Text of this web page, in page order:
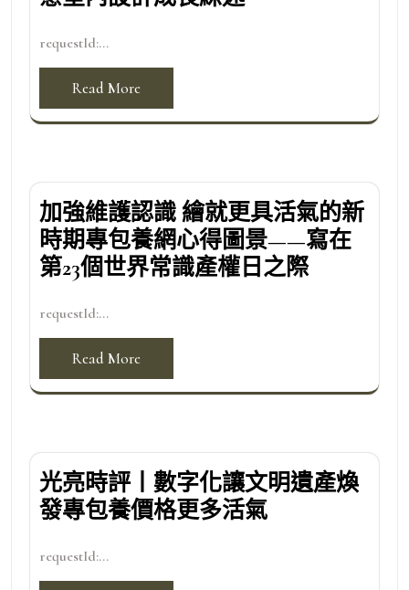
requestId:...
Read More
加強維護認識 繪就更具活氣的新
時期專包養網心得圖景——寫在
第23個世界常識產權日之際
requestId:...
Read More
光亮時評丨數字化讓文明遺產煥
發專包養價格更多活氣
requestId:...